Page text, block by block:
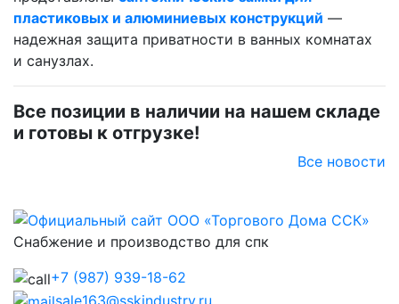
пластиковых и алюминиевых конструкций —
надежная защита приватности в ванных комнатах
и санузлах.
Все позиции в наличии на нашем складе
и готовы к отгрузке!
Все новости
Снабжение и производство для спк
+7 (987) 939-18-62
sale163@sskindustry.ru